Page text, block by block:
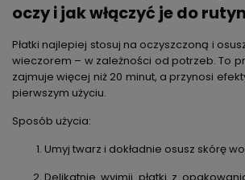
oczy i jak włączyć je do
Płatki najlepiej stosuj na oczyszczoną i
wieczorem – w zależności od potrzeb. To
zajmuje więcej niż 20 minut, a przynosi
pierwszym użyciu.
Sposób użycia:
Umyj twarz i dokładnie osusz skórę